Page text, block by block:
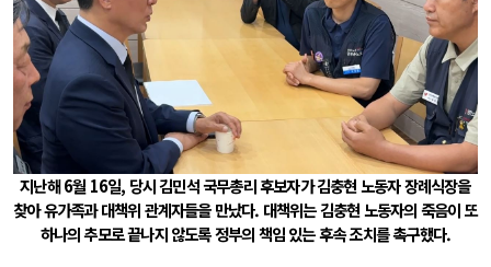
지난해 6월 16일, 당시 김민석 국무총리 후보자가 김충현 노동자 장례식장을
찾아 유가족과 대책위 관계자들을 만났다. 대책위는 김충현 노동자의 죽음이 또
하나의 추모로 끝나지 않도록 정부의 책임 있는 후속 조치를 촉구했다.